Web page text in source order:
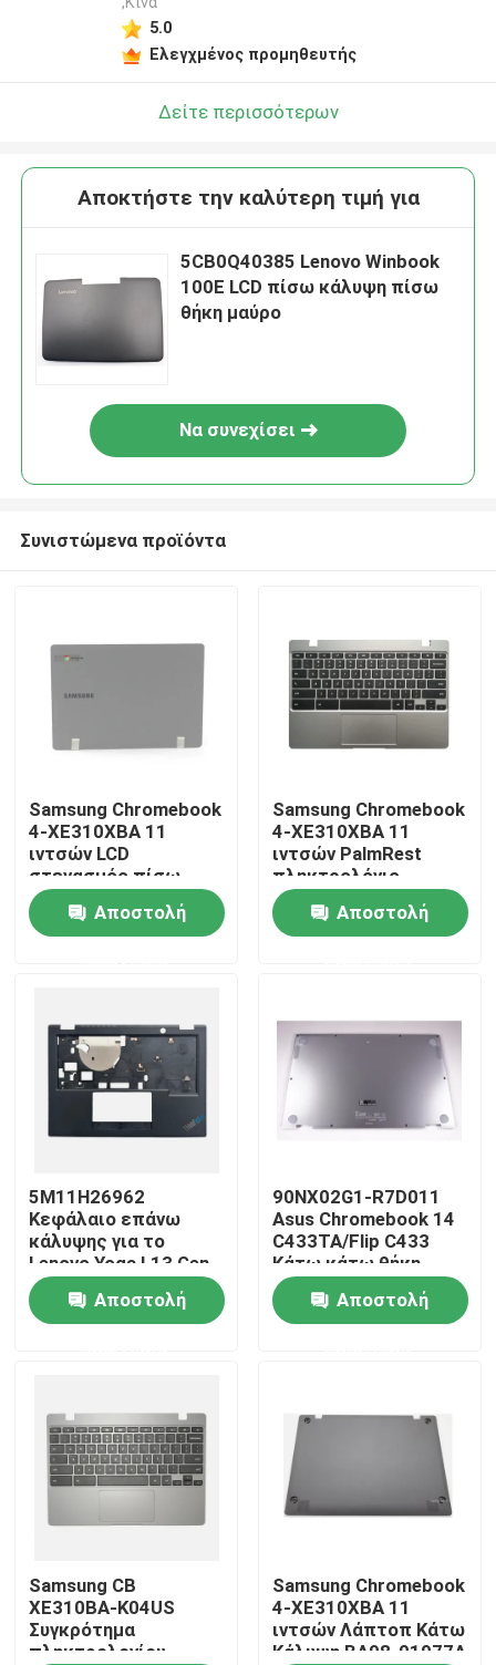
Σπίτι
Σχετικά με εμάς
Προϊόντα
Βίντεο
Αντικατάσταση οθόνης της Dell LCD
Αντικατάσταση οθόνης HP LCD
Αντικατάσταση οθόνης Acer LCD
Αντικατάσταση οθόνης Macbook LCD
5.0
Ελεγχμένος προμηθευτής
Δείτε περισσότερων
Αποκτήστε την καλύτερη τιμή για
5CB0Q40385 Lenovo Winbook
100E LCD πίσω κάλυψη πίσω
θήκη μαύρο
Να συνεχίσει
Συνιστώμενα προϊόντα
Samsung Chromebook
4-XE310XBA 11
ιντσών LCD
στεγασμός πίσω
κάλυψη Σκοτεινό
γκρι BA98-01974B
Αποστολή
Samsung Chromebook
4-XE310XBA 11
ιντσών PalmRest
πληκτρολόγιο
συναρμολόγηση Silver
BA98-01976A BA61-
03989A
Αποστολή
5M11H26962
Κεφάλαιο επάνω
κάλυψης για το
Lenovo Yoga L13 Gen
3
Αποστολή
90NX02G1-R7D011
Asus Chromebook 14
C433TA/Flip C433
Κάτω κάτω θήκη
Ασημένιο
Αποστολή
Samsung CB
XE310BA-K04US
Συγκρότημα
πληκτρολογίου
Samsung Chromebook
4-XE310XBA 11
ιντσών Λάπτοπ Κάτω
Κάλυψη BA98-01977A